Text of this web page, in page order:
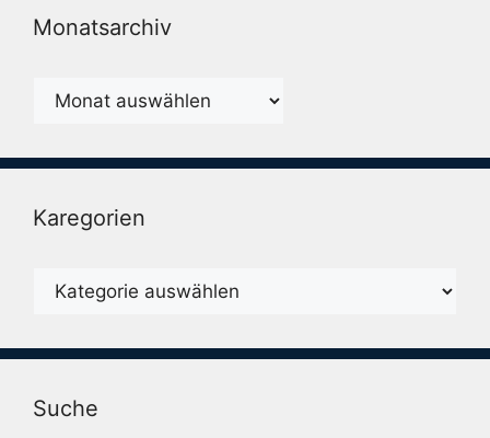
Monatsarchiv
Monatsarchiv
Karegorien
Karegorien
Suche